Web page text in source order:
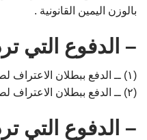
بالوزن اليمين القانونية .
– الدفوع التي
(۱) ــ الدفع ببطلان الاعتراف لصدوره تحت إكراه مادي .
(۲) ــ الدفع ببطلان الاعتراف لصدوره تحت إكراه معنوي .
– الدفوع التي